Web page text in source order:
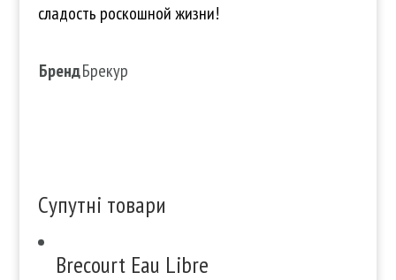
сладость роскошной жизни!
БрендБрекур
Супутні товари
Brecourt Eau Libre